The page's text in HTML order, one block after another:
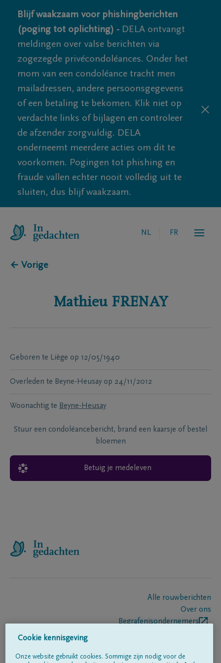
Blijf waakzaam voor phishingberichten
(poging tot oplichting) - DELA ontvangt
meldingen over valse berichten via
zogezegde privécondoléances. Onder het
mom van een condoléance tracht men
mailadressen, andere persoonsgegevens
of een betaling te bekomen. Klik niet op
verdachte links of bijlagen en controleer
de afzender zorgvuldig. DELA
onderneemt meerdere acties om dit te
voorkomen. Pogingen tot phishing en
fraude vallen echter nooit volledig uit te
sluiten, dus blijf waakzaam.
NL FR
← Vorige
Mathieu FRENAY
Geboren te Liège op 12/05/1940
Overleden te Beyne-Heusay op 24/11/2012
Woonachtig te Beyne-Heusay
Stuur een condoléancebericht, brand een kaarsje of bestel
bloemen
Betuig je medeleven
Alle rouwberichten
Over ons
Begrafenisondernemers
Cookie kennisgeving
Onze website gebruikt cookies. Sommige zijn nodig voor de